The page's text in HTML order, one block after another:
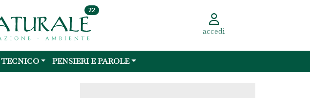
22
accedi
PENSIERI E PAROLE